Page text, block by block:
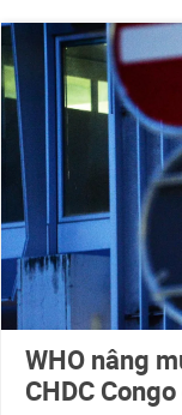
WHO nâng
CHDC